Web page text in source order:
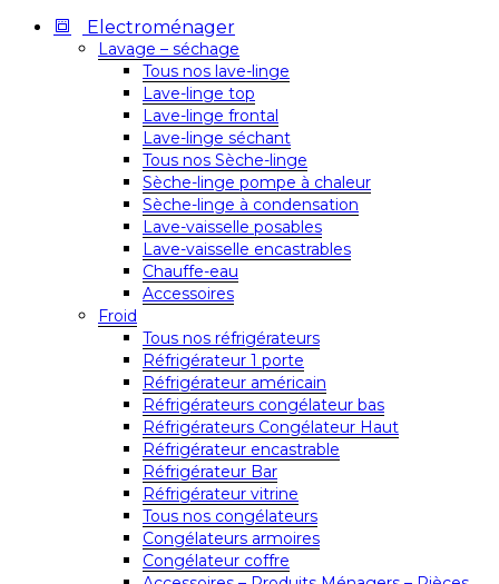
Electroménager
Lavage – séchage
Tous nos lave-linge
Lave-linge top
Lave-linge frontal
Lave-linge séchant
Tous nos Sèche-linge
Sèche-linge pompe à chaleur
Sèche-linge à condensation
Lave-vaisselle posables
Lave-vaisselle encastrables
Chauffe-eau
Accessoires
Froid
Tous nos réfrigérateurs
Réfrigérateur 1 porte
Réfrigérateur américain
Réfrigérateurs congélateur bas
Réfrigérateurs Congélateur Haut
Réfrigérateur encastrable
Réfrigérateur Bar
Réfrigérateur vitrine
Tous nos congélateurs
Congélateurs armoires
Congélateur coffre